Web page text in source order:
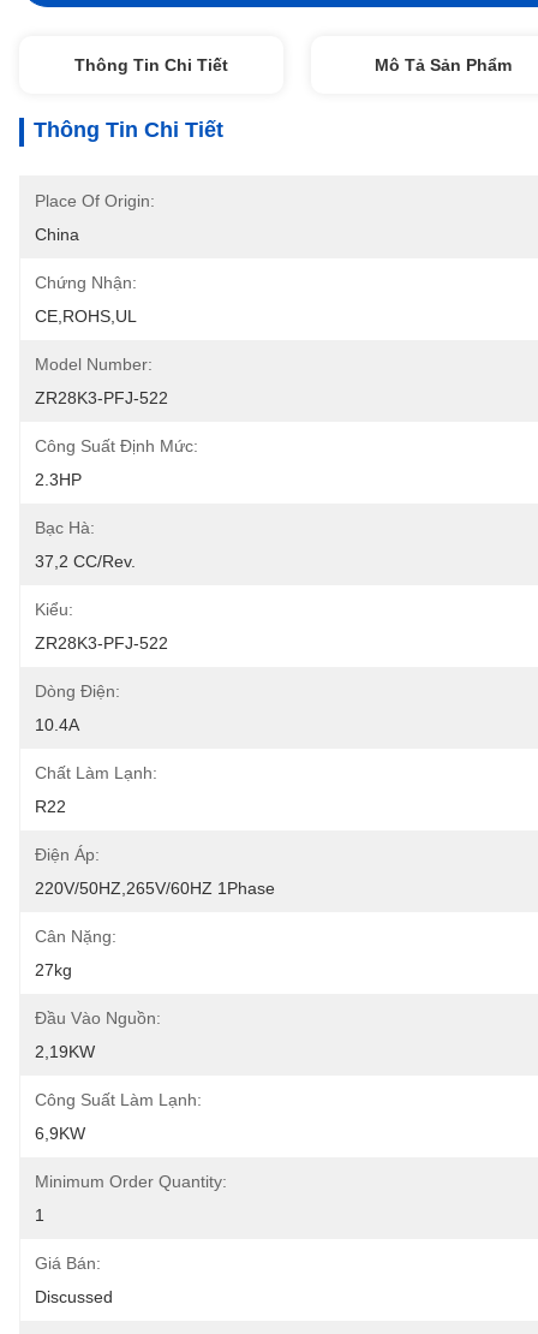
Thông Tin Chi Tiết Mô Tả Sản Phẩm
Thông Tin Chi Tiết
Place Of Origin:
China
Chứng Nhận:
CE,ROHS,UL
Model Number:
ZR28K3-PFJ-522
Công Suất Định Mức:
2.3HP
Bạc Hà:
37,2 CC/Rev.
Kiểu:
ZR28K3-PFJ-522
Dòng Điện:
10.4A
Chất Làm Lạnh:
R22
Điện Áp:
220V/50HZ,265V/60HZ 1Phase
Cân Nặng:
27kg
Đầu Vào Nguồn:
2,19KW
Công Suất Làm Lạnh:
6,9KW
Minimum Order Quantity:
1
Giá Bán:
Discussed